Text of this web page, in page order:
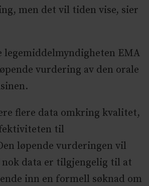
men det vil tiden vise, sier
legemiddelmyndigheten EMA
vurdering av den orale
flere data omkring kvalitet,
til
løpende vurderingen vil
data er tilgjengelig til at
inn en formell søknad om